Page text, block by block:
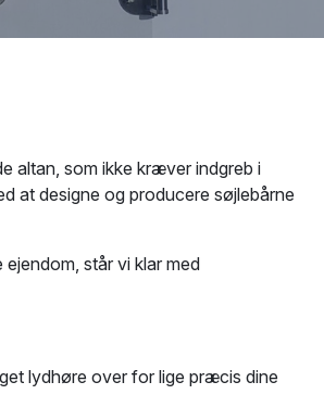
altan, som ikke kræver indgreb i
at designe og producere søjlebårne
står vi klar med
lydhøre over for lige præcis dine